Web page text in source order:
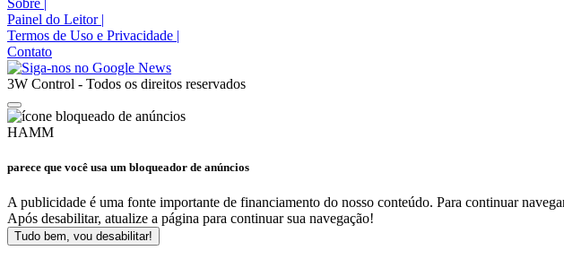
Sobre
Painel do Leitor |
Termos de Uso e Privacidade |
Contato
3W Control - Todos os direitos reservados
HAMM
parece que você usa um bloqueador de anúncios
A publicidade é uma fonte importante de financiamento do nosso conteúdo. Para continuar
Após desabilitar, atualize a página para continuar sua navegação!
Tudo bem, vou desabilitar!